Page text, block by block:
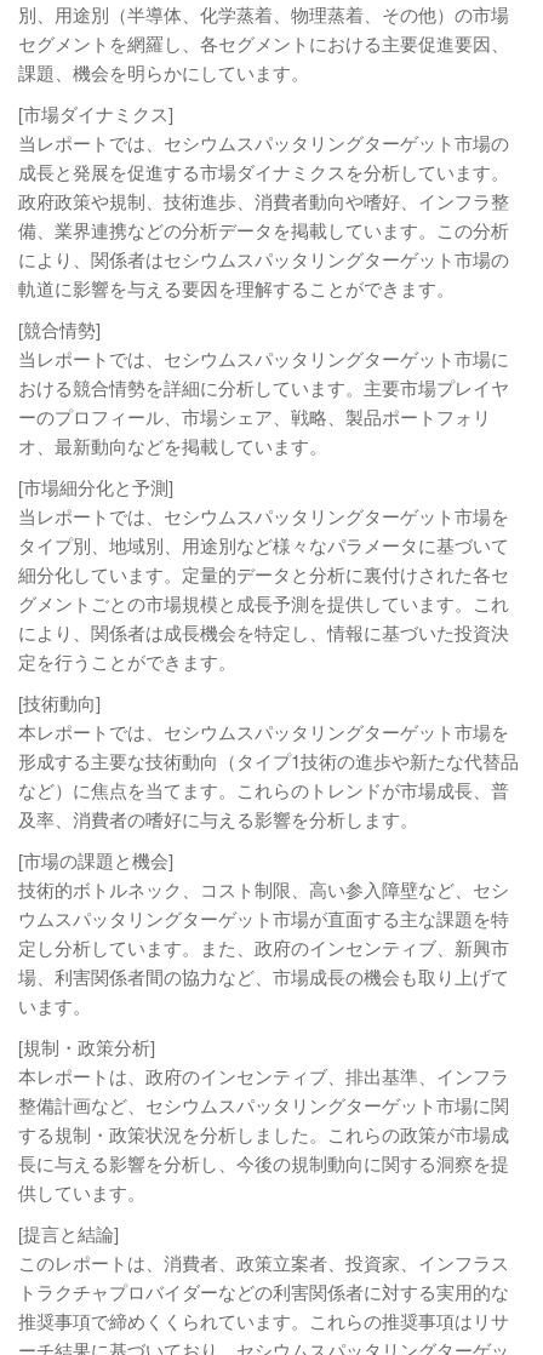
別、用途別（半導体、化学蒸着、物理蒸着、その他）の市場
セグメントを網羅し、各セグメントにおける主要促進要因、
課題、機会を明らかにしています。
[市場ダイナミクス]
当レポートでは、セシウムスパッタリングターゲット市場の
成長と発展を促進する市場ダイナミクスを分析しています。
政府政策や規制、技術進歩、消費者動向や嗜好、インフラ整
備、業界連携などの分析データを掲載しています。この分析
により、関係者はセシウムスパッタリングターゲット市場の
軌道に影響を与える要因を理解することができます。
[競合情勢]
当レポートでは、セシウムスパッタリングターゲット市場に
おける競合情勢を詳細に分析しています。主要市場プレイヤ
ーのプロフィール、市場シェア、戦略、製品ポートフォリ
オ、最新動向などを掲載しています。
[市場細分化と予測]
当レポートでは、セシウムスパッタリングターゲット市場を
タイプ別、地域別、用途別など様々なパラメータに基づいて
細分化しています。定量的データと分析に裏付けされた各セ
グメントごとの市場規模と成長予測を提供しています。これ
により、関係者は成長機会を特定し、情報に基づいた投資決
定を行うことができます。
[技術動向]
本レポートでは、セシウムスパッタリングターゲット市場を
形成する主要な技術動向（タイプ1技術の進歩や新たな代替品
など）に焦点を当てます。これらのトレンドが市場成長、普
及率、消費者の嗜好に与える影響を分析します。
[市場の課題と機会]
技術的ボトルネック、コスト制限、高い参入障壁など、セシ
ウムスパッタリングターゲット市場が直面する主な課題を特
定し分析しています。また、政府のインセンティブ、新興市
場、利害関係者間の協力など、市場成長の機会も取り上げて
います。
[規制・政策分析]
本レポートは、政府のインセンティブ、排出基準、インフラ
整備計画など、セシウムスパッタリングターゲット市場に関
する規制・政策状況を分析しました。これらの政策が市場成
長に与える影響を分析し、今後の規制動向に関する洞察を提
供しています。
[提言と結論]
このレポートは、消費者、政策立案者、投資家、インフラス
トラクチャプロバイダーなどの利害関係者に対する実用的な
推奨事項で締めくくられています。これらの推奨事項はリサ
ーチ結果に基づいており、セシウムスパッタリングターゲッ